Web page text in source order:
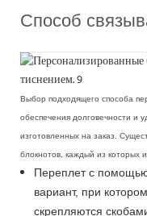
Способ
Выбор подходящего способа
обеспечения долговечности и
изготовленных на заказ.
блокнотов, каждый из которых
Переплет с
вариант, при
скрепляются